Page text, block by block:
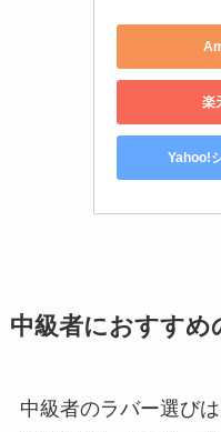
楽
Yahoo!
中級者におすすめ
中級者のラバー選び